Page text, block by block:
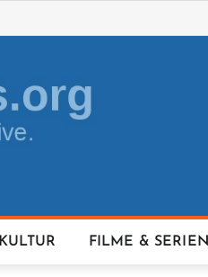
KULTUR FILME & SERIEN